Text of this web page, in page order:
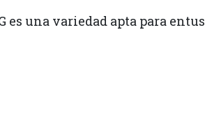
es una variedad apta para